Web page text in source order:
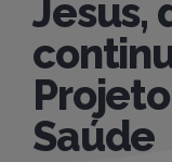
Jesus,
Saúde